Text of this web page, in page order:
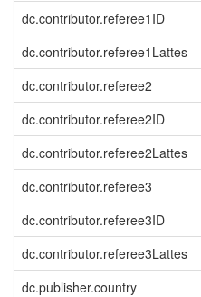
dc.contributor.referee1ID
dc.contributor.referee1Lattes
dc.contributor.referee2
dc.contributor.referee2ID
dc.contributor.referee2Lattes
dc.contributor.referee3
dc.contributor.referee3ID
dc.contributor.referee3Lattes
dc.publisher.country